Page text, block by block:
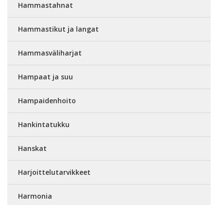
Hammastahnat
Hammastikut ja langat
Hammasväliharjat
Hampaat ja suu
Hampaidenhoito
Hankintatukku
Hanskat
Harjoittelutarvikkeet
Harmonia